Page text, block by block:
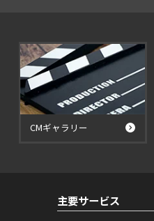
CMギャラリー
主要サービス